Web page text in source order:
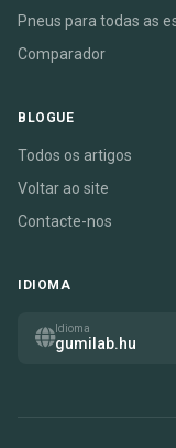
Pneus para todas as
Comparador
BLOGUE
Todos os artigos
Voltar ao site
Contacte-nos
IDIOMA
Idioma
gumilab.hu